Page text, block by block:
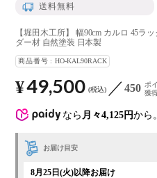
送料無料
【堀田木工所】 幅90cm カルロ 45ラ
ダー材 自然塗装 日本製
商品番号 HO-KAL90RACK
なら 月々4,125円から
¥49,500 税込 450 ポ
獲
お届け目安
8月25日(火)以降お届け